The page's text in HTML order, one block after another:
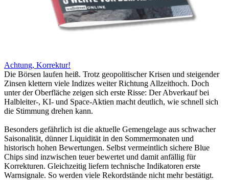
Achtung, Korrektur!
Die Börsen laufen heiß. Trotz geopolitischer Krisen und steigender
Zinsen klettern viele Indizes weiter Richtung Allzeithoch. Doch
unter der Oberfläche zeigen sich erste Risse: Der Abverkauf bei
Halbleiter-, KI- und Space-Aktien macht deutlich, wie schnell sich
die Stimmung drehen kann.
Besonders gefährlich ist die aktuelle Gemengelage aus schwacher
Saisonalität, dünner Liquidität in den Sommermonaten und
historisch hohen Bewertungen. Selbst vermeintlich sichere Blue
Chips sind inzwischen teuer bewertet und damit anfällig für
Korrekturen. Gleichzeitig liefern technische Indikatoren erste
Warnsignale. So werden viele Rekordstände nicht mehr bestätigt.